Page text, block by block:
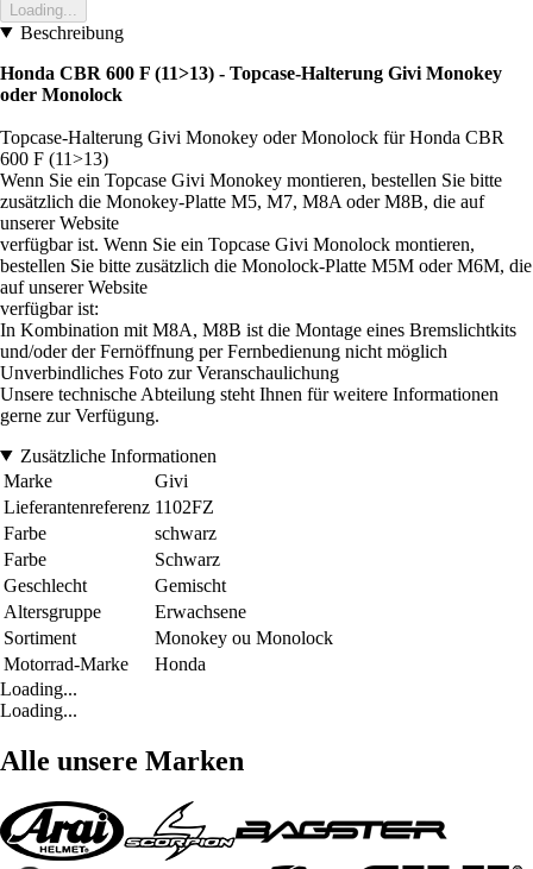
Loading...
Beschreibung
Honda CBR 600 F (11>13) - Topcase-Halterung Givi Monokey
oder Monolock
Topcase-Halterung Givi Monokey oder Monolock für Honda CBR
600 F (11>13)
Wenn Sie ein Topcase Givi Monokey montieren, bestellen Sie bitte
zusätzlich die Monokey-Platte M5, M7, M8A oder M8B, die auf
unserer Website
verfügbar ist. Wenn Sie ein Topcase Givi Monolock montieren,
bestellen Sie bitte zusätzlich die Monolock-Platte M5M oder M6M, die
auf unserer Website
verfügbar ist:
In Kombination mit M8A, M8B ist die Montage eines Bremslichtkits
und/oder der Fernöffnung per Fernbedienung nicht möglich
Unverbindliches Foto zur Veranschaulichung
Unsere technische Abteilung steht Ihnen für weitere Informationen
gerne zur Verfügung.
Zusätzliche Informationen
Marke
Givi
Lieferantenreferenz 1102FZ
Farbe
schwarz
Farbe
Schwarz
Geschlecht
Gemischt
Altersgruppe
Erwachsene
Sortiment
Monokey ou Monolock
Motorrad-Marke
Honda
Loading...
Loading...
Alle unsere Marken